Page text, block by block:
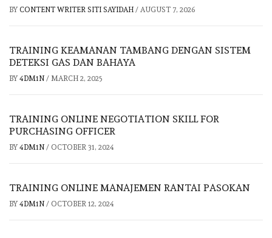
BY CONTENT WRITER SITI SAYIDAH / AUGUST 7, 2026
TRAINING KEAMANAN TAMBANG DENGAN SISTEM
DETEKSI GAS DAN BAHAYA
BY 4DM1N / MARCH 2, 2025
TRAINING ONLINE NEGOTIATION SKILL FOR
PURCHASING OFFICER
BY 4DM1N / OCTOBER 31, 2024
TRAINING ONLINE MANAJEMEN RANTAI PASOKAN
BY 4DM1N / OCTOBER 12, 2024